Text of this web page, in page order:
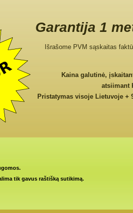
Garantija 1
Išrašome PVM sąskaitas
Kaina galutinė,
atsiimant
Pristatymas visoje Lietuvoje +
tik gavus raštišką sutikimą.